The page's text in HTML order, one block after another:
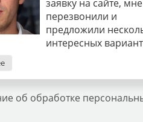
заявку на сайте,
перезвонили и
предложили
интересных
об обработке